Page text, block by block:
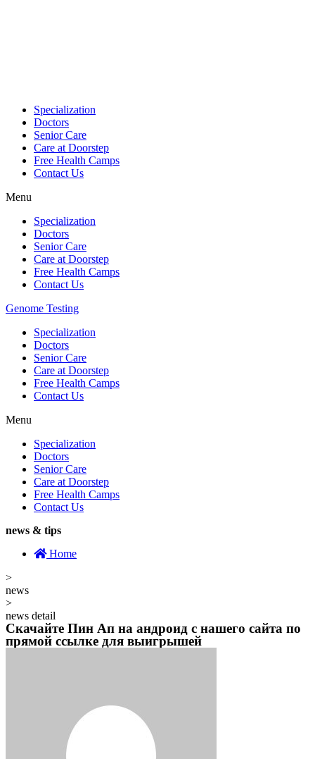
Specialization
Doctors
Senior Care
Care at Doorstep
Free Health Camps
Contact Us
Menu
Specialization
Doctors
Senior Care
Care at Doorstep
Free Health Camps
Contact Us
Genome Testing
Specialization
Doctors
Senior Care
Care at Doorstep
Free Health Camps
Contact Us
Menu
Specialization
Doctors
Senior Care
Care at Doorstep
Free Health Camps
Contact Us
news & tips
Home
>
news
>
news detail
Скачайте Пин Ап на андроид с нашего сайта по
прямой ссылке для выигрышей